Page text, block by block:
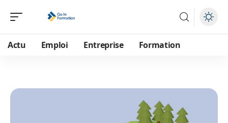
Actu Emploi Entreprise Formation